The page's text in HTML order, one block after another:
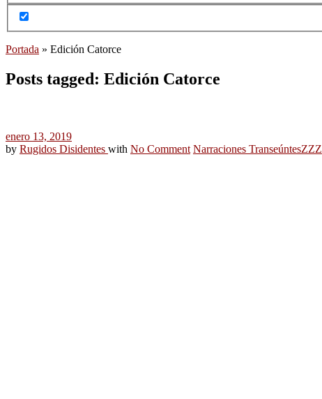
Portada » Edición Catorce
Posts tagged: Edición Catorce
enero 13, 2019
by Rugidos Disidentes with No Comment Narraciones TranseúntesZZZ